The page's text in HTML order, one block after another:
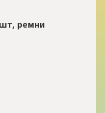
ремни